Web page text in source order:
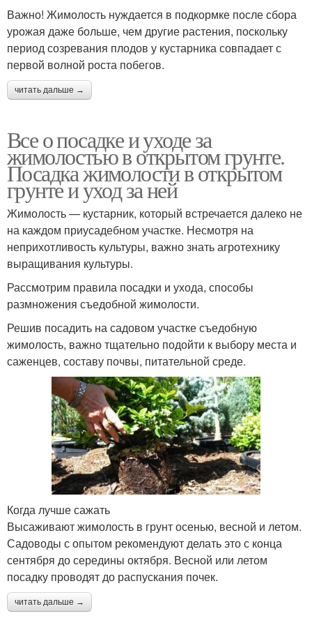
Важно! Жимолость нуждается в подкормке после сбора
урожая даже больше, чем другие растения, поскольку
период созревания плодов у кустарника совпадает с
первой волной роста побегов.
читать дальше →
Все о посадке и уходе за
жимолостью в открытом грунте.
Посадка жимолости в открытом
грунте и уход за ней
Жимолость — кустарник, который встречается далеко не
на каждом приусадебном участке. Несмотря на
неприхотливость культуры, важно знать агротехнику
выращивания культуры.
Рассмотрим правила посадки и ухода, способы
размножения съедобной жимолости.
Решив посадить на садовом участке съедобную
жимолость, важно тщательно подойти к выбору места и
саженцев, составу почвы, питательной среде.
Когда лучше сажать
Высаживают жимолость в грунт осенью, весной и летом.
Садоводы с опытом рекомендуют делать это с конца
сентября до середины октября. Весной или летом
посадку проводят до распускания почек.
читать дальше →